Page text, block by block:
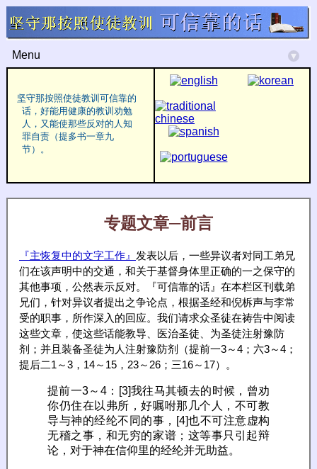
Menu ▾
坚守那按照使徒教训可信靠的
话，好能用健康的教训劝勉
人，又能使那些反对的人知
罪自责（提多书一章九
节）。
专题文章─前言
『主恢复中的文字工作』 发表以后，一些异议者对同工弟兄
们在该声明中的交通，和关于基督身体里正确的一之保守的
其他事项，公然表示反对。『可信靠的话』在本栏区刊载弟
兄们，针对异议者提出之争论点，根据圣经和倪柝声与李常
受的职事，所作深入的回应。我们请求众圣徒在祷告中阅读
这些文章，使这些话能教导、医治圣徒、为圣徒注射豫防
剂；并且装备圣徒为人注射豫防剂（提前一3～4；六3～4；
提后二1～3，14～15，23～26；三16～17）。
提前一3～4：[3]我往马其顿去的时候，曾劝
你仍住在以弗所，好嘱咐那几个人，不可教
导与神的经纶不同的事，[4]也不可注意虚构
无稽之事，和无穷的家谱；这等事只引起辩
论，对于神在信仰里的经纶并无助益。